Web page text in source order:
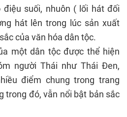
điệu suối, nhuôn ( lối hát đối
hát lên trong lúc sản xuất
của văn hóa dân tộc.
dân tộc được thể hiện
người Thái như Thái Đen,
điểm chung trong trang
trong đó, vẫn nổi bật bản sắc